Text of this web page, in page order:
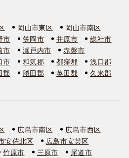
岡山市東区
岡山市南区
市 笠岡市 井原市
総社市
市 瀬戸内市
赤磐市
市 和気郡 都窪郡
浅口郡
郡 勝田郡 英田郡
久米郡
広島市南区
広島市西区
安佐北区
広島市安芸区
竹原市 三原市 尾道市